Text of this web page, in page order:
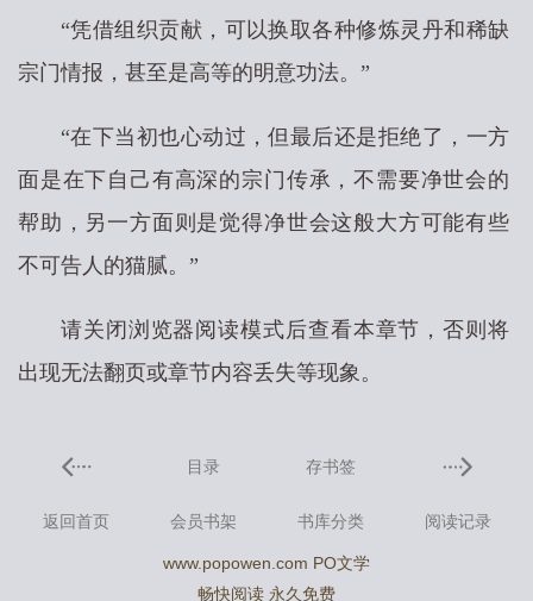
“凭借组织贡献，可以换取各种修炼灵丹和稀缺
宗门情报，甚至是高等的明意功法。”
“在下当初也心动过，但最后还是拒绝了，一方
面是在下自己有高深的宗门传承，不需要净世会的
帮助，另一方面则是觉得净世会这般大方可能有些
不可告人的猫腻。”
请关闭浏览器阅读模式后查看本章节，否则将
出现无法翻页或章节内容丢失等现象。
目录 存书签
返回首页 会员书架 书库分类 阅读记录
www.popowen.com PO文学
畅快阅读 永久免费